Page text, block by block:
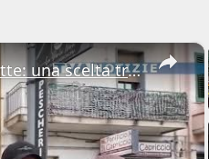
×
Barcellona Pozzo di Gotto. Niente Varette: una scelta tra fede e tutela